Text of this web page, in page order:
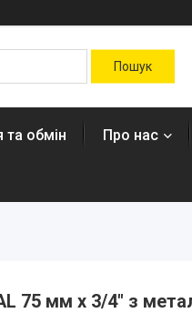
та обмін Про нас
75 мм х 3/4" з